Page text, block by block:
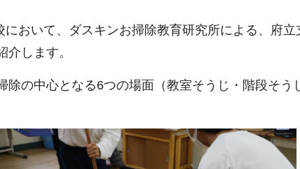
おいて、ダスキンお掃除教育研究所による、府
します。
除の中心となる6つの場面（教室そうじ・階段そ